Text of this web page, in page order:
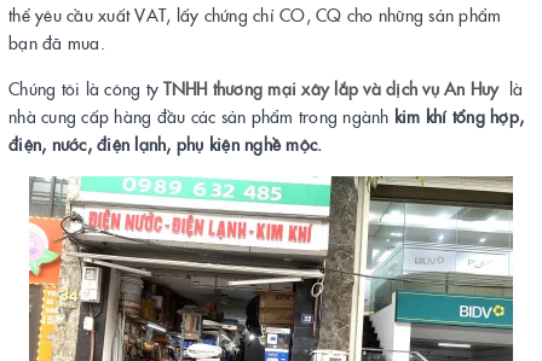
thể yêu cầu xuất VAT, lấy chứng chỉ CO, CQ cho những sản phẩm
bạn đã mua.
Chúng tôi là công tyTNHH thương mại xây lắp và dịch vụ An Huy là
nhà cung cấp hàng đầu các sản phẩm trong ngành kim khí tổng hợp,
điện, nước, điện lạnh, phụ kiện nghề mộc.